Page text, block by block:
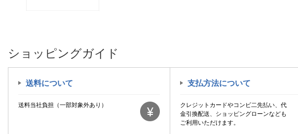
ショッピングガイド
送料について
送料当社負担（一部対象外あり）
支払方法について
クレジットカードやコンビ二先払い、代
金引換配送、ショッピングローンなども
ご利用いただけます。